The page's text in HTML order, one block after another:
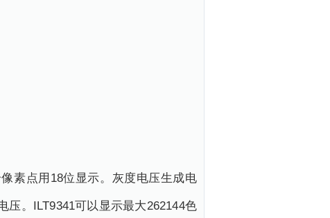
素点用18位显示。灰度电压生成电
压。ILT9341可以显示最大262144色